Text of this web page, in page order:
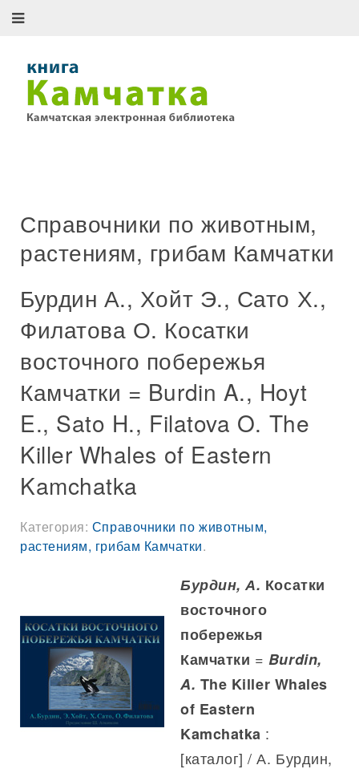
Справочники по животным,
растениям, грибам Камчатки
Бурдин А., Хойт Э., Сато Х.,
Филатова О. Косатки
восточного побережья
Камчатки = Burdin A., Hoyt
E., Sato H., Filatova O. The
Killer Whales of Eastern
Kamchatka
Категория: Справочники по животным,
растениям, грибам Камчатки.
Бурдин, А. Косатки
восточного
побережья
Камчатки = Burdin,
A. The Killer Whales
of Eastern
Kamchatka :
[каталог] / А. Бурдин,